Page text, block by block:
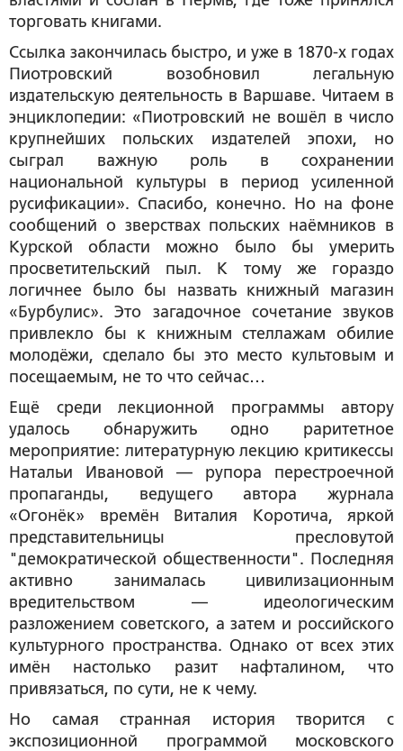
торговать книгами.
Ссылка закончилась быстро, и уже в 1870-х годах
Пиотровский возобновил легальную
издательскую деятельность в Варшаве. Читаем в
энциклопедии: «Пиотровский не вошёл в число
крупнейших польских издателей эпохи, но
сыграл важную роль в сохранении
национальной культуры в период усиленной
русификации». Спасибо, конечно. Но на фоне
сообщений о зверствах польских наёмников в
Курской области можно было бы умерить
просветительский пыл. К тому же гораздо
логичнее было бы назвать книжный магазин
«Бурбулис». Это загадочное сочетание звуков
привлекло бы к книжным стеллажам обилие
молодёжи, сделало бы это место культовым и
посещаемым, не то что сейчас…
Ещё среди лекционной программы автору
удалось обнаружить одно раритетное
мероприятие: литературную лекцию критикессы
Натальи Ивановой — рупора перестроечной
пропаганды, ведущего автора журнала
«Огонёк» времён Виталия Коротича, яркой
представительницы пресловутой
"демократической общественности". Последняя
активно занималась цивилизационным
вредительством — идеологическим
разложением советского, а затем и российского
культурного пространства. Однако от всех этих
имён настолько разит нафталином, что
привязаться, по сути, не к чему.
Но самая странная история творится с
экспозиционной программой московского